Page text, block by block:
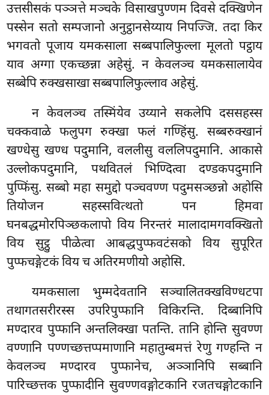
उत्तसीसकं पञ्ञत्ते मञ्चके विसाखपुण्णम दिवसे दक्खिणेन
पस्सेन सतो सम्पजानो अनुट्ठानसेय्याय निपज्जि. तदा किर
भगवतो पूजाय यमकसाला सब्बपालिफुल्ला मूलतो पट्ठाय
याव अग्गा एकच्छन्ना अहेसुं. न केवलञ्च यमकसालायेव
सब्बेपि रुक्खसाखा सब्बपालिफुल्लाव अहेसुं.
न केवलञ्च तस्मिंयेव उय्याने सकलेपि दससहस्स
चक्कवाळे फलुपग रुक्खा फलं गण्हिंसु. सब्बरुक्खानं
खण्धेसु खण्ध पदुमानि,वललीसु वललिपदुमानि. आकासे
उल्लोकपदुमानि, पथवितलं भिण्दित्वा दण्डकपदुमानि
पुप्फिंसु. सब्बो महा समुद्दो पञ्चवण्ण पदुमसञ्छन्नो अहोसि
तियोजन सहस्सवित्थतो पन हिमवा
घनबद्धमोरपिञ्छकलापो विय निरन्तरं मालादामगवक्खितो
विय सुट्ठु पीळेत्वा आबद्धपुप्फवटंसको विय सुपूरित
पुप्फचङ्गेटकं विय च अतिरमणीयो अहोसि.
यमकसाला भुम्मदेवतानि सञ्चालितक्खविण्धटपा
तथागतसरीरस्स उपरिपुप्फानि विकिरन्ति. दिब्बानिपि
मण्दारव पुप्फानि अन्तलिक्खा पतन्ति. तानि होन्ति सुवण्ण
वण्णानि पण्णच्छत्तप्पमाणानि महातुम्बमत्तं रेणु गण्हन्ति न
केवलञ्च मण्दारव पुप्फानेच, अञ्ञानिपि सब्बानि
पारिच्छत्तक पुप्फादीनि सुवण्णवङ्गोटकानि रजतचङ्गोटकानि